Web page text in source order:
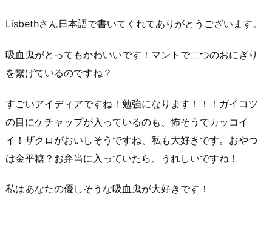
Lisbethさん日本語で書いてくれてありがとうございます。
吸血鬼がとってもかわいいです！マントで二つのおにぎり
を繋げているのですね？
すごいアイディアですね！勉強になります！！！ガイコツ
の目にケチャップが入っているのも、怖そうでカッコイ
イ！ザクロがおいしそうですね、私も大好きです。おやつ
は金平糖？お弁当に入っていたら、うれしいですね！
私はあなたの優しそうな吸血鬼が大好きです！